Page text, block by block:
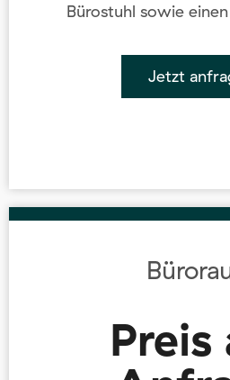
Bürostuhl sowie
Jetzt
Preis